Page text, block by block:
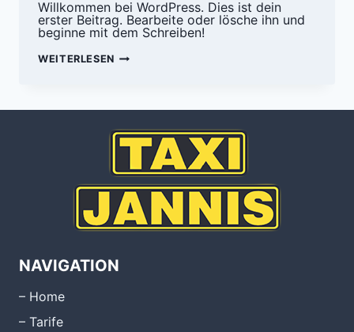
Willkommen bei WordPress. Dies ist dein
erster Beitrag. Bearbeite oder lösche ihn und
beginne mit dem Schreiben!
WEITERLESEN
NAVIGATION
– Home
– Tarife